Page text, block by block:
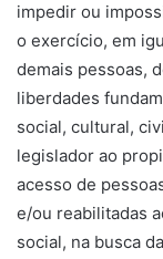
impedir ou
o exercício, em
demais pessoas,
liberdades
social, cultural,
legislador ao
acesso de
e/ou reabilitadas
social, na busca